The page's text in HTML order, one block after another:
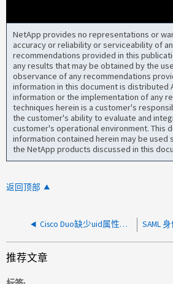
NetApp provides no representations or
accuracy or reliability or serviceability of
recommendations provided in this
any results that may be obtained by the
observance of any recommendations
information in this document is distributed
information or the implementation of any
techniques herein is a customer's
the customer's ability to evaluate and
customer's operational environment. This
information contained herein may be used
the NetApp products discussed in this
返回顶部
Cisco Duo缺少uid属性、SAML身份验证失败
推荐文章